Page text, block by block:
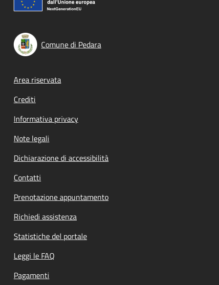
Comune di Pedara
Footer menu
Area riservata
Crediti
Informativa privacy
Note legali
Dichiarazione di accessibilità
Contatti
Prenotazione appuntamento
Richiedi assistenza
Statistiche del portale
Leggi le FAQ
Pagamenti